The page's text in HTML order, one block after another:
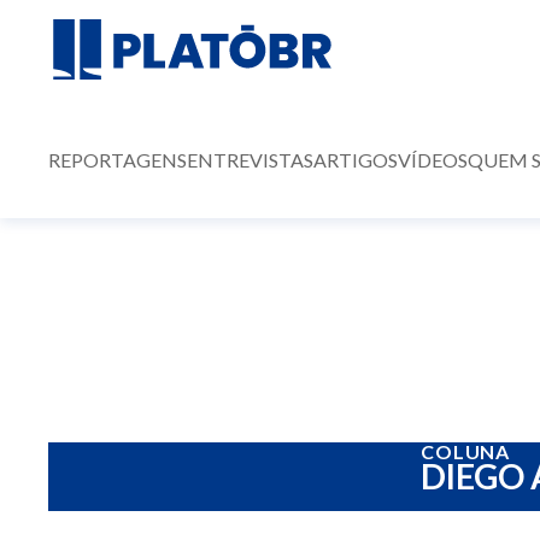
REPORTAGENSENTREVISTASARTIGOSVÍDEOSQUEM
COLUNA
DIEGO